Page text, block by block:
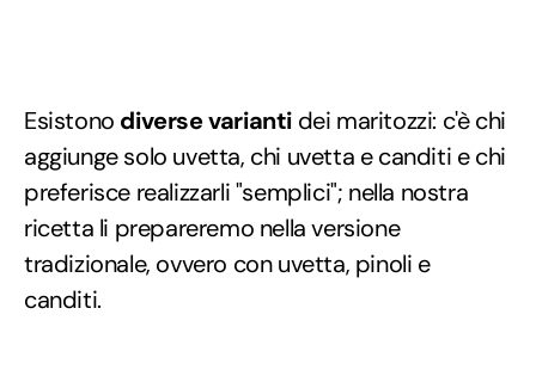
Esistono diverse varianti dei maritozzi: c'è chi
aggiunge solo uvetta, chi uvetta e canditi e chi
preferisce realizzarli "semplici"; nella nostra
ricetta li prepareremo nella versione
tradizionale, ovvero con uvetta, pinoli e
canditi.